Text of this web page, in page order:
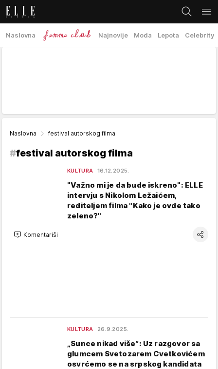
Naslovna Najnovije Moda Lepota Celebrity
Naslovna festival autorskog filma
#festival autorskog filma
KULTURA 16.12.2025.
"Važno mi je da bude iskreno": ELLE
intervju s Nikolom Ležaićem,
rediteljem filma "Kako je ovde tako
zeleno?"
Komentariši
KULTURA 26.9.2025.
„Sunce nikad više“: Uz razgovor sa
glumcem Svetozarem Cvetkovićem
osvrćemo se na srpskog kandidata